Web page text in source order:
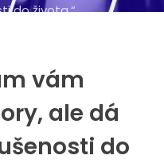
do života.“
vám
ale dá
do